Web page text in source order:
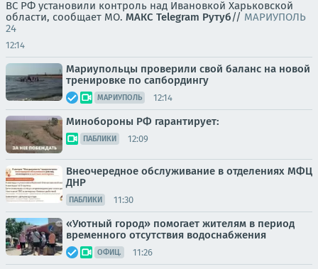
ВС РФ установили контроль над Ивановкой Харьковской
области, сообщает МО. МАКС Telegram Рутуб// МАРИУПОЛЬ
24
12:14
Мариупольцы проверили свой баланс на новой
тренировке по сапбордингу
МАРИУПОЛЬ 12:14
Минобороны РФ гарантирует:
ПАБЛИКИ 12:09
Внеочередное обслуживание в отделениях МФЦ
ДНР
ПАБЛИКИ 11:30
«Уютный город» помогает жителям в период
временного отсутствия водоснабжения
ОФИЦ. 11:26